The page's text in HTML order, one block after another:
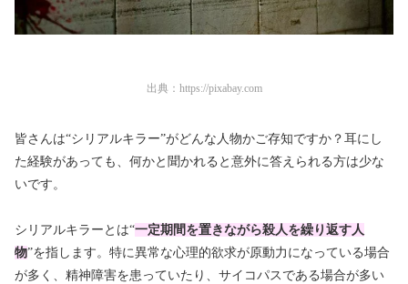
出典： https://pixabay.com
皆さんは“シリアルキラー”がどんな人物かご存知ですか？耳にし
た経験があっても、何かと聞かれると意外に答えられる方は少な
いです。
シリアルキラーとは“一定期間を置きながら殺人を繰り返す人
物”を指します。特に異常な心理的欲求が原動力になっている場合
が多く、精神障害を患っていたり、サイコパスである場合が多い